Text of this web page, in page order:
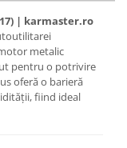
| karmaster.ro
metalic
pentru o potrivire
oferă o barieră
fiind ideal